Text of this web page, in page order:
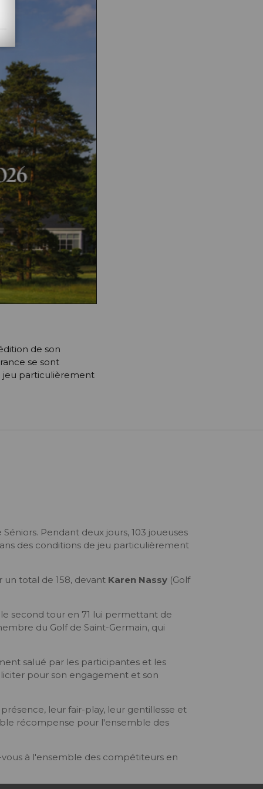
de son
se sont
jeu particulièrement
Pendant deux jours, 103 joueuses
des conditions de jeu particulièrement
total de 158, devant Karen Nassy (Golf
second tour en 71 lui permettant de
du Golf de Saint-Germain, qui
salué par les participantes et les
pour son engagement et son
leur fair-play, leur gentillesse et
récompense pour l'ensemble des
à l'ensemble des compétiteurs en